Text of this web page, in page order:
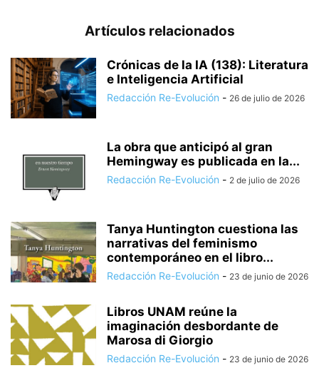
Artículos relacionados
Crónicas de la IA (138): Literatura
e Inteligencia Artificial
Redacción Re-Evolución - 26 de julio de 2026
La obra que anticipó al gran
Hemingway es publicada en la...
Redacción Re-Evolución - 2 de julio de 2026
Tanya Huntington cuestiona las
narrativas del feminismo
contemporáneo en el libro...
Redacción Re-Evolución - 23 de junio de 2026
Libros UNAM reúne la
imaginación desbordante de
Marosa di Giorgio
Redacción Re-Evolución - 23 de junio de 2026